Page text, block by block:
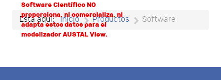
Software Científico NO
proporciona, ni comercializa, ni
adapta estos datos para el
modelizador AUSTAL View.
Está aquí: Inicio Productos Software